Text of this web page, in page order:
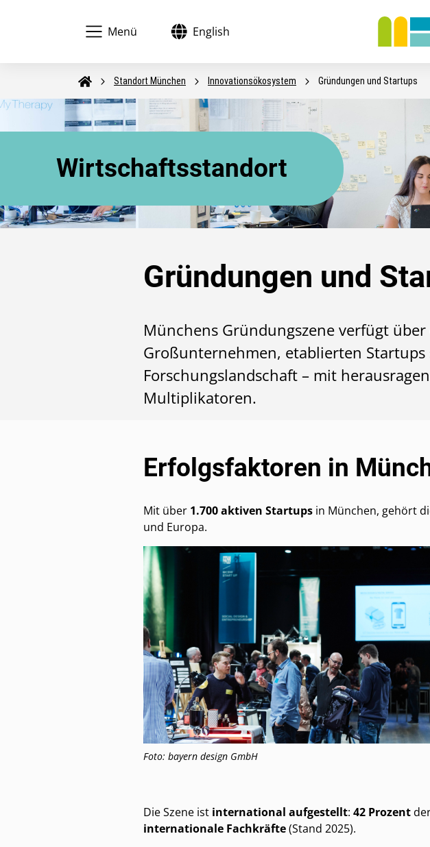
Menü Sprache wechseln:
English
StartseiteStandort München Innovationsökosystem Gründungen und Startups
Wirtschaftsstandort
Gründungen und
Münchens Gründungszene verfügt
Großunternehmen, etablierten
Forschungslandschaft – mit
Multiplikatoren.
Erfolgsfaktoren in
Mit über 1.700 aktiven Startups in München, gehört
und Europa.
Foto: bayern design GmbH
Die Szene ist international aufgestellt: 42 Prozent
internationale Fachkräfte(Stand 2025).